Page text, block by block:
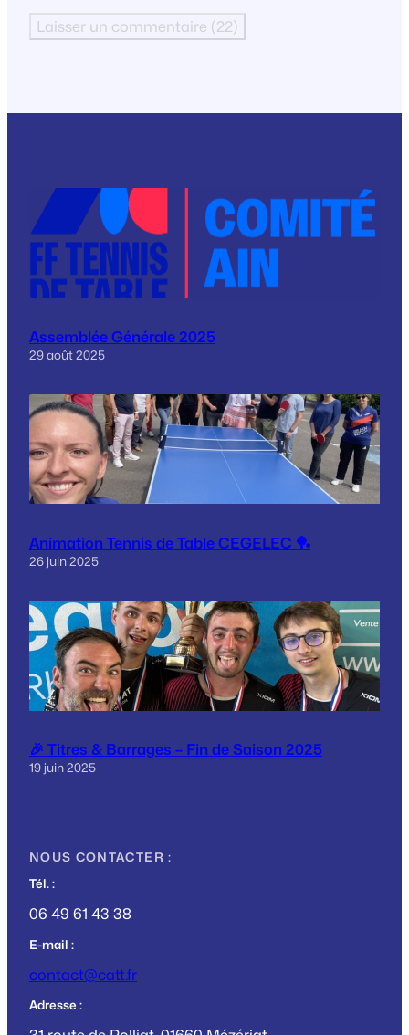
Assemblée Générale 2025
29 août 2025
Animation Tennis de Table CEGELEC 🏓
26 juin 2025
🎉 Titres & Barrages – Fin de Saison 2025
19 juin 2025
NOUS CONTACTER :
Tél. :
06 49 61 43 38
E-mail :
contact@catt.fr
Adresse :